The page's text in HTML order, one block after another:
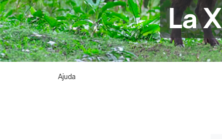
La
Ajuda